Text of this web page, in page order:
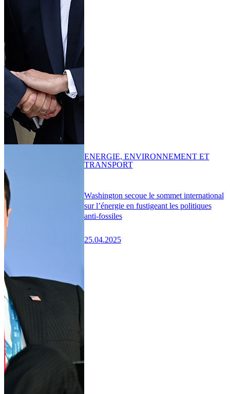
Washington secoue le sommet international
sur l’énergie en fustigeant les politiques
anti-fossiles
25.04.2025
ENERGIE, ENVIRONNEMENT ET
TRANSPORT